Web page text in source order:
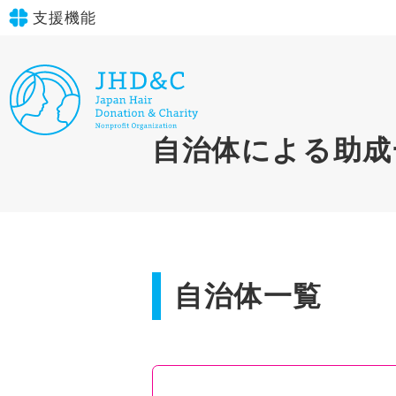
支援機能
文字サイズ 標準
青 黄 黒
in simple English
English Guide自治体による助
自治体一覧